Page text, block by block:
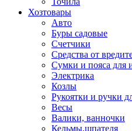
Хозтовары
Авто
Буры садовые
Счетчики
Средства от
Сумки и пояса для
Электрика
Козлы
Рукоятки и ручки
Весы
Валики, ванночки
Кельмы,шпателя